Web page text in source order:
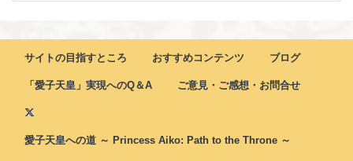
サイトの目指すところ おすすめコンテンツ ブログ
「愛子天皇」実現へのQ＆A ご意見・ご感想・お問合せ
愛子天皇への道 ～ Princess Aiko: Path to the Throne ～